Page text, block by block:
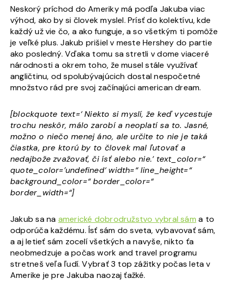
Neskorý príchod do Ameriky má podľa Jakuba viac
výhod, ako by si človek myslel. Prísť do kolektívu, kde
každý už vie čo, a ako funguje, a so všetkým ti pomôže
je veľké plus. Jakub prišiel v meste Hershey do partie
ako posledný. Vďaka tomu sa stretli v dome viaceré
národnosti a okrem toho, že musel stále využívať
angličtinu, od spolubývajúcich dostal nespočetné
množstvo rád pre svoj začínajúci american dream.
[blockquote text=‘ Niekto si myslí, že keď vycestuje
trochu neskôr, málo zarobí a neoplatí sa to. Jasné,
možno o niečo menej áno, ale určite to nie je taká
čiastka, pre ktorú by to človek mal ľutovať a
nedajbože zvažovať, či ísť alebo nie.‘ text_color=“
quote_color=’undefined‘ width=“ line_height=“
background_color=“ border_color=“
border_width=“]
Jakub sa na americké dobrodružstvo vybral sám a to
odporúča každému. Ísť sám do sveta, vybavovať sám,
a aj letieť sám zocelí všetkých a navyše, nikto ťa
neobmedzuje a počas work and travel programu
stretneš veľa ľudí. Vybrať 3 top zážitky počas leta v
Amerike je pre Jakuba naozaj ťažké.